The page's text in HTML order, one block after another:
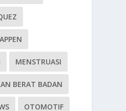
MENSTRUASI
BERAT BADAN
OTOMOTIF